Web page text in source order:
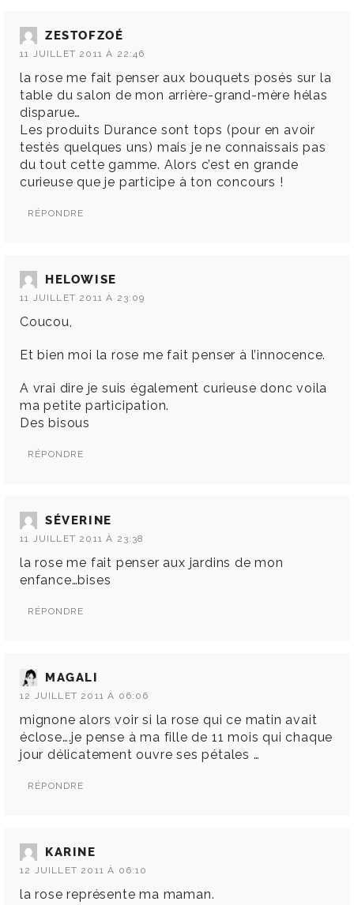
ZESTOFZOÉ
11 JUILLET 2011 À 22:46
la rose me fait penser aux bouquets posés sur la
table du salon de mon arrière-grand-mère hélas
disparue…
Les produits Durance sont tops (pour en avoir
testés quelques uns) mais je ne connaissais pas
du tout cette gamme. Alors c’est en grande
curieuse que je participe à ton concours !
RÉPONDRE
HELOWISE
11 JUILLET 2011 À 23:09
Coucou,
Et bien moi la rose me fait penser à l’innocence.
A vrai dire je suis également curieuse donc voila
ma petite participation.
Des bisous
RÉPONDRE
SÉVERINE
11 JUILLET 2011 À 23:38
la rose me fait penser aux jardins de mon
enfance…bises
RÉPONDRE
MAGALI
12 JUILLET 2011 À 06:06
mignone alors voir si la rose qui ce matin avait
éclose….je pense à ma fille de 11 mois qui chaque
jour délicatement ouvre ses pétales …
RÉPONDRE
KARINE
12 JUILLET 2011 À 06:10
la rose représente ma maman.